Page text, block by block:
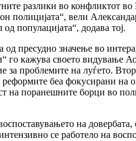
разлики во конфликтот
полицијата“, вели
популацијата“, додава тој.
од пресудно значење во
го кажува своето видување
за проблемите на луѓето.
реформите беа фокусирани на
на поранешните борци во
на
се работело на